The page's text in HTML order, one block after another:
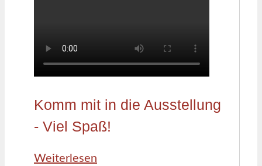
Komm mit in die Ausstellung
- Viel Spaß!
Weiterlesen